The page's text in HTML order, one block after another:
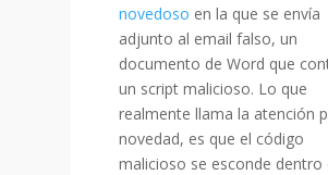
novedoso en la que se envía
adjunto al email falso, un
documento de Word que
un script malicioso. Lo que
realmente llama la atención
novedad, es que el código
malicioso se esconde dentro